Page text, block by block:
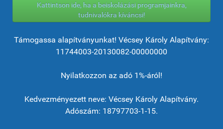
Kattintson ide, ha a beiskolázási programjainkra,
tudnivalókra kíváncsi!
Támogassa alapítványunkat! Vécsey Károly Alapítvány:
11744003-20130082-00000000
Nyilatkozzon az adó 1%-áról!
Kedvezményezett neve: Vécsey Károly Alapítvány.
Adószám: 18797703-1-15.